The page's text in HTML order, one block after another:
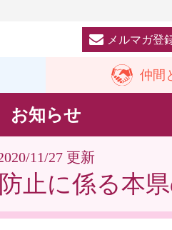
メルマガ登
仲間
お知らせ
11/27 更新
止に係る本